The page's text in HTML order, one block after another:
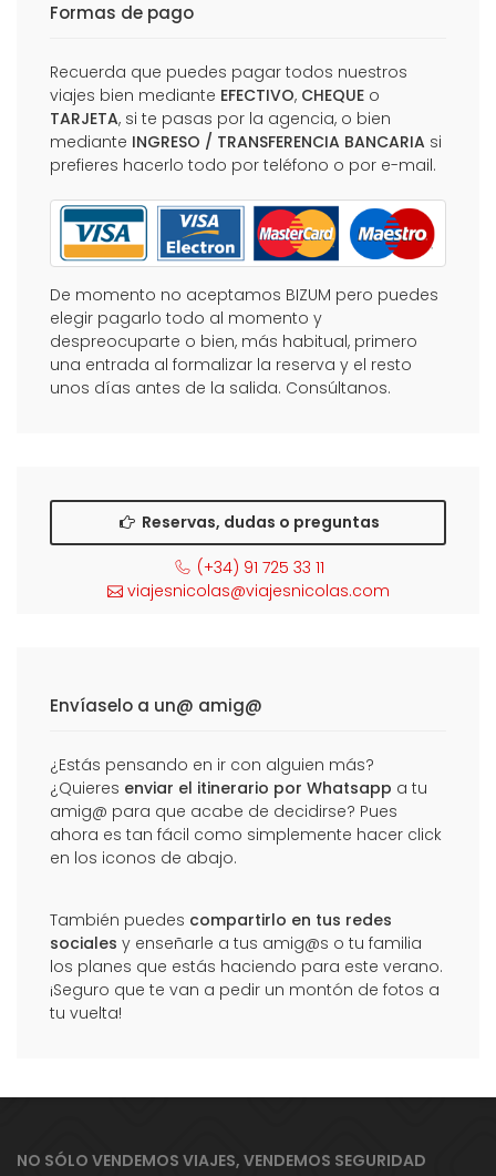
Formas de pago
Recuerda que puedes pagar todos nuestros
viajes bien mediante EFECTIVO, CHEQUE o
TARJETA, si te pasas por la agencia, o bien
mediante INGRESO / TRANSFERENCIA BANCARIA si
prefieres hacerlo todo por teléfono o por e-mail.
De momento no aceptamos BIZUM pero puedes
elegir pagarlo todo al momento y
despreocuparte o bien, más habitual, primero
una entrada al formalizar la reserva y el resto
unos días antes de la salida. Consúltanos.
Reservas, dudas o preguntas
(+34) 91 725 33 11
viajesnicolas@viajesnicolas.com
Envíaselo a un@ amig@
¿Estás pensando en ir con alguien más?
¿Quieres enviar el itinerario por Whatsapp a tu
amig@ para que acabe de decidirse? Pues
ahora es tan fácil como simplemente hacer click
en los iconos de abajo.
También puedes compartirlo en tus redes
sociales y enseñarle a tus amig@s o tu familia
los planes que estás haciendo para este verano.
¡Seguro que te van a pedir un montón de fotos a
tu vuelta!
NO SÓLO VENDEMOS VIAJES, VENDEMOS SEGURIDAD